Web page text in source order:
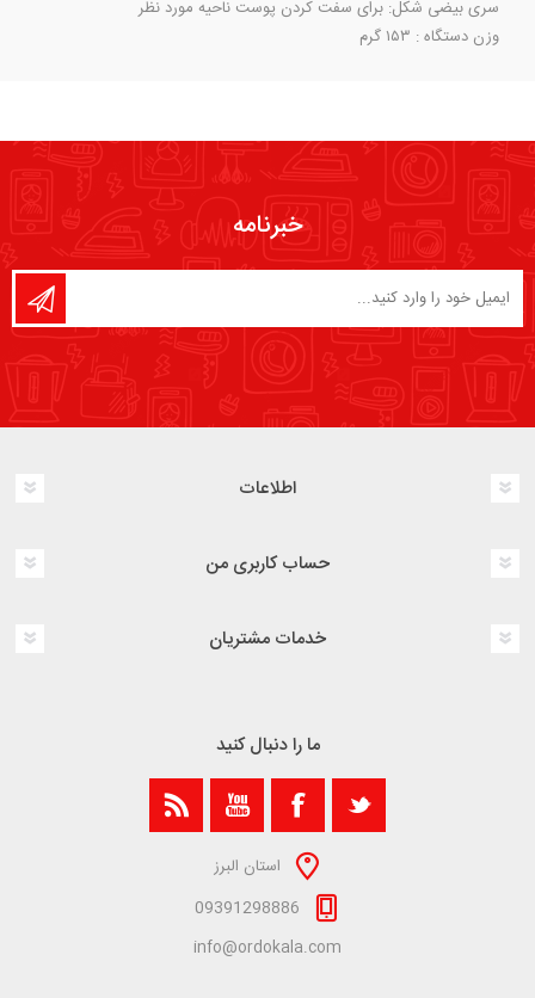
سری بیضی شکل: برای سفت کردن پوست ناحیه مورد نظر
وزن دستگاه : ۱۵۳ گرم
خبرنامه
اطلاعات
حساب کاربری من
خدمات مشتریان
ما را دنبال کنید
استان البرز
09391298886
info@ordokala.com